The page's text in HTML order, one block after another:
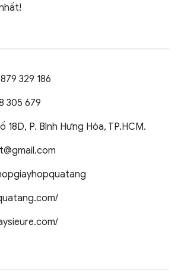
329 186
305 679
18D, P. Bình Hưng Hòa, TP.HCM.